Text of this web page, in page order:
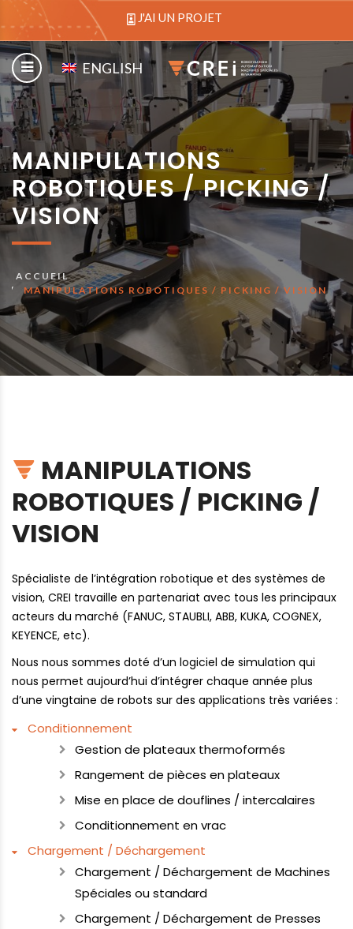
J'AI UN PROJET
ENGLISH
MANIPULATIONS
ROBOTIQUES / PICKING /
VISION
ACCUEIL
MANIPULATIONS ROBOTIQUES / PICKING / VISION
MANIPULATIONS
ROBOTIQUES / PICKING /
VISION
Spécialiste de l’intégration robotique et des systèmes de
vision, CREI travaille en partenariat avec tous les principaux
acteurs du marché (FANUC, STAUBLI, ABB, KUKA, COGNEX,
KEYENCE, etc).
Nous nous sommes doté d’un logiciel de simulation qui
nous permet aujourd’hui d’intégrer chaque année plus
d’une vingtaine de robots sur des applications très variées :
Conditionnement
Gestion de plateaux thermoformés
Rangement de pièces en plateaux
Mise en place de douflines / intercalaires
Conditionnement en vrac
Chargement / Déchargement
Chargement / Déchargement de Machines
Spéciales ou standard
Chargement / Déchargement de Presses